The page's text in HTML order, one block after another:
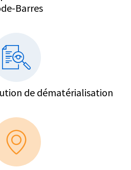
Barres
de dématérialisation